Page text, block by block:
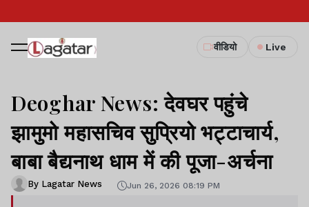
वीडियो Live
Deoghar News: देवघर पहुंचे
झामुमो महासचिव सुप्रियो भट्टाचार्य,
बाबा बैद्यनाथ धाम में की पूजा-अर्चना
By Lagatar News Jun 26, 2026 08:19 PM